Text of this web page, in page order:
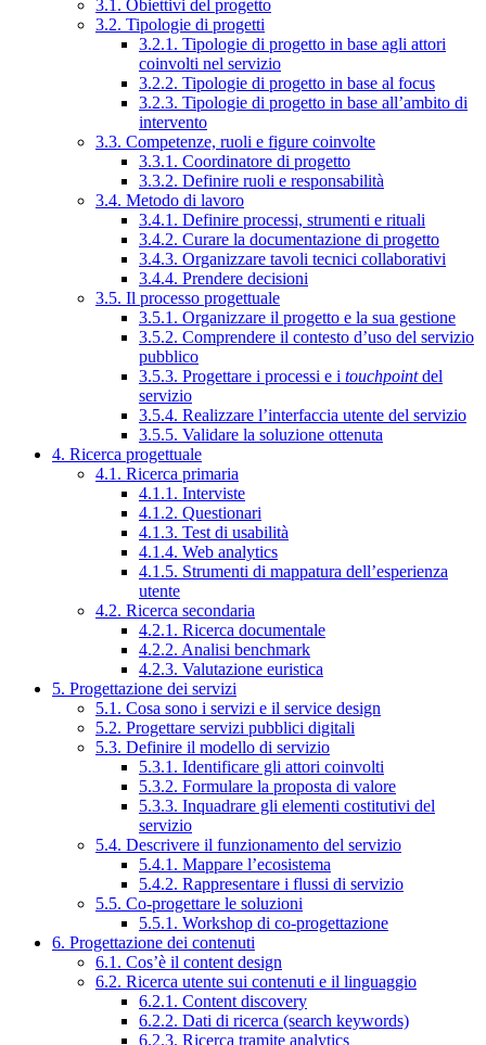
3.1. Obiettivi del progetto
3.2. Tipologie di progetti
3.2.1. Tipologie di progetto in base agli attori
coinvolti nel servizio
3.2.2. Tipologie di progetto in base al focus
3.2.3. Tipologie di progetto in base all’ambito di
intervento
3.3. Competenze, ruoli e figure coinvolte
3.3.1. Coordinatore di progetto
3.3.2. Definire ruoli e responsabilità
3.4. Metodo di lavoro
3.4.1. Definire processi, strumenti e rituali
3.4.2. Curare la documentazione di progetto
3.4.3. Organizzare tavoli tecnici collaborativi
3.4.4. Prendere decisioni
3.5. Il processo progettuale
3.5.1. Organizzare il progetto e la sua gestione
3.5.2. Comprendere il contesto d’uso del servizio
pubblico
3.5.3. Progettare i processi e i touchpointdel
servizio
3.5.4. Realizzare l’interfaccia utente del servizio
3.5.5. Validare la soluzione ottenuta
4. Ricerca progettuale
4.1. Ricerca primaria
4.1.1. Interviste
4.1.2. Questionari
4.1.3. Test di usabilità
4.1.4. Web analytics
4.1.5. Strumenti di mappatura dell’esperienza
utente
4.2. Ricerca secondaria
4.2.1. Ricerca documentale
4.2.2. Analisi benchmark
4.2.3. Valutazione euristica
5. Progettazione dei servizi
5.1. Cosa sono i servizi e il service design
5.2. Progettare servizi pubblici digitali
5.3. Definire il modello di servizio
5.3.1. Identificare gli attori coinvolti
5.3.2. Formulare la proposta di valore
5.3.3. Inquadrare gli elementi costitutivi del
servizio
5.4. Descrivere il funzionamento del servizio
5.4.1. Mappare l’ecosistema
5.4.2. Rappresentare i flussi di servizio
5.5. Co-progettare le soluzioni
5.5.1. Workshop di co-progettazione
6. Progettazione dei contenuti
6.1. Cos’è il content design
6.2. Ricerca utente sui contenuti e il linguaggio
6.2.1. Content discovery
6.2.2. Dati di ricerca (search keywords)
6.2.3. Ricerca tramite analytics